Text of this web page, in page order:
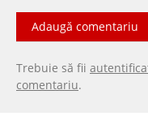
Adaugă comentariu
Trebuie să fii
comentariu.